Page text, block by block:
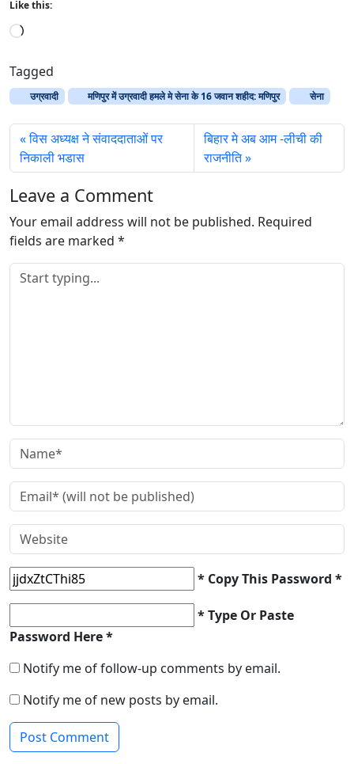
Like this:
L
a
d
i
n
g
…
Tagged
उग्रवादी मणिपुर में उग्रवादी हमले मे सेना के 16 जवान शहीद: मणिपुर सेना
विस अध्यक्ष ने संवाददाताओं पर
निकाली भडास
बिहार मे अब आम -लीची की
राजनीति
Leave a Comment
Your email address will not be published. Required
fields are marked *
* Copy This Password *
* Type Or Paste
Password Here *
Notify me of follow-up comments by email.
Notify me of new posts by email.